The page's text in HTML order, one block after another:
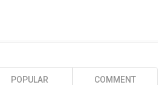
POPULAR COMMENT